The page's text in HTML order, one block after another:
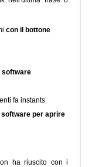
con il bottone
software
fa instants
per aprire
ha riuscito con i